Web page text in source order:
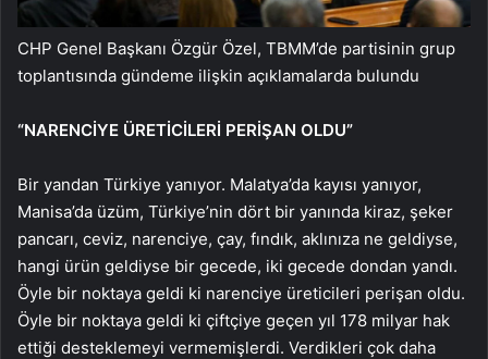
CHP Genel Başkanı Özgür Özel, TBMM’de partisinin grup
toplantısında gündeme ilişkin açıklamalarda bulundu
“NARENCİYE ÜRETİCİLERİ PERİŞAN OLDU”
Bir yandan Türkiye yanıyor. Malatya’da kayısı yanıyor,
Manisa’da üzüm, Türkiye’nin dört bir yanında kiraz, şeker
pancarı, ceviz, narenciye, çay, fındık, aklınıza ne geldiyse,
hangi ürün geldiyse bir gecede, iki gecede dondan yandı.
Öyle bir noktaya geldi ki narenciye üreticileri perişan oldu.
Öyle bir noktaya geldi ki çiftçiye geçen yıl 178 milyar hak
ettiği desteklemeyi vermemişlerdi. Verdikleri çok daha